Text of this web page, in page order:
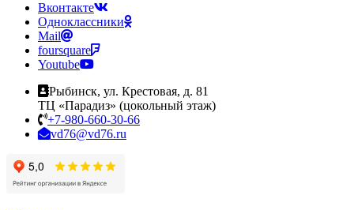
Вконтакте
Одноклассники
Mail
foursquare
Youtube
Рыбинск, ул. Крестовая, д. 81
ТЦ «Парадиз» (цокольный этаж)
+7-980-660-30-66
vd76@vd76.ru